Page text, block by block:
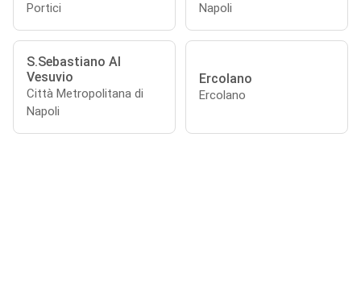
Portici Napoli
S.Sebastiano Al
Vesuvio
Città Metropolitana di
Napoli
Ercolano
Ercolano